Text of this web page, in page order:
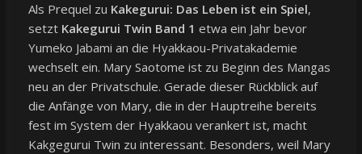
Als Prequel zu Kakegurui: Das Leben ist ein Spiel,
setzt Kakegurui Twin Band 1 etwa ein Jahr bevor
Yumeko Jabami an die Hyakkaou-Privatakademie
wechselt ein. Mary Saotome ist zu Beginn des Mangas
neu an der Privatschule. Gerade dieser Rückblick auf
die Anfänge von Mary, die in der Hauptreihe bereits
fest im System der Hyakkaou verankert ist, macht
Kakgegurui Twin zu interessant. Besonders, weil Mary